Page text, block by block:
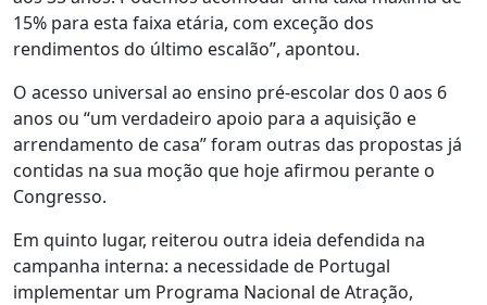
15% para esta faixa etária, com exceção dos
rendimentos do último escalão”, apontou.
O acesso universal ao ensino pré-escolar dos 0 aos 6
anos ou “um verdadeiro apoio para a aquisição e
arrendamento de casa” foram outras das propostas já
contidas na sua moção que hoje afirmou perante o
Congresso.
Em quinto lugar, reiterou outra ideia defendida na
campanha interna: a necessidade de Portugal
implementar um Programa Nacional de Atração,